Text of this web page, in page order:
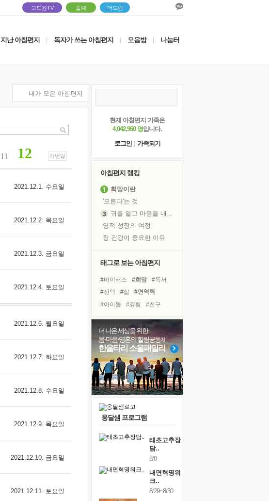
고도원TV 솔패 더드림
지난 아침편지 독자가 쓰는 아침편지 모음방 나눔터
내가 모은 아침편지
11 12 이번달
2021.12.1. 수요일
2021.12.2. 목요일
2021.12.3. 금요일
2021.12.4. 토요일
2021.12.6. 월요일
2021.12.7. 화요일
2021.12.8. 수요일
2021.12.9. 목요일
2021.12.10. 금요일
2021.12.11. 토요일
현재 아침편지 가족은
4,042,960 명입니다.
로그인
가족되기
아침편지 랭킹
희망이란
'모른다'는 것
귀를 열고 마음을 내어주고
영적 성장의 여정
장 건강이 중요한 이유
흙이 된 몸으로 출근하는 여자
꿈이 실제가 되는 것
'말 타는 법'을 먼저
아픈 아버지를 위한 공간 설계
졸업식 사진을 보며
극심한 변비, 어깨결림, 수면 장애
보고 싶은 어머니
마음이 멈춰 버린 곳
못된 꼰대들
태그로 보는 아침편지
#바이러스 #희망
#독서
#선택
#삶
#면역력
#아이들
#경험
#친구
#리더
#도움
#사람
#다짐
#극복
#유튜브
#독서캠프
#비전캠프
#명상
#나눔
#건강
#계획
더 나은 세상을 위한
몸·마음·영혼의 힐링공동체
한울타리 소울패밀리
옹달샘 프로그램
태초고추장
담..
8/8
내면혁명워
크..
8/29~8/30